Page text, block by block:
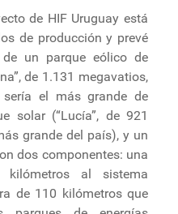
de HIF Uruguay está
de producción y prevé
un parque eólico de
de 1.131 megavatios,
el más grande de
solar (“Lucía”, de 921
grande del país), y un
dos componentes: una
al sistema
de 110 kilómetros que